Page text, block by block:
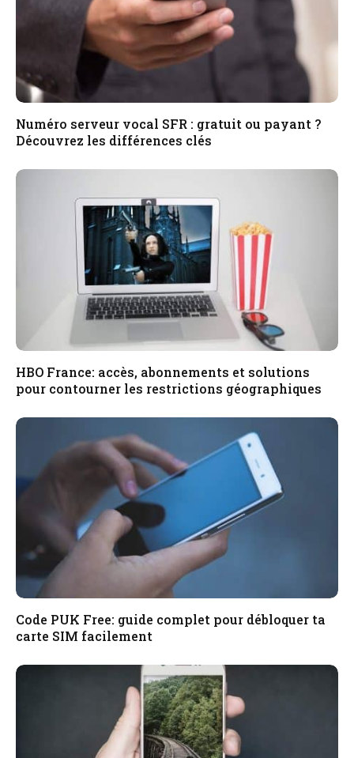
Numéro serveur vocal SFR : gratuit ou payant ?
Découvrez les différences clés
HBO France: accès, abonnements et solutions
pour contourner les restrictions géographiques
Code PUK Free: guide complet pour débloquer ta
carte SIM facilement